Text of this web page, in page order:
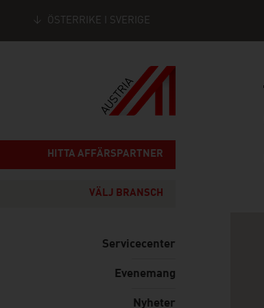
ÖSTERRIKE I SVERIGE
HITTA AFFÄRSPARTNER
VÄLJ BRANSCH
Servicecenter
Evenemang
Nyheter